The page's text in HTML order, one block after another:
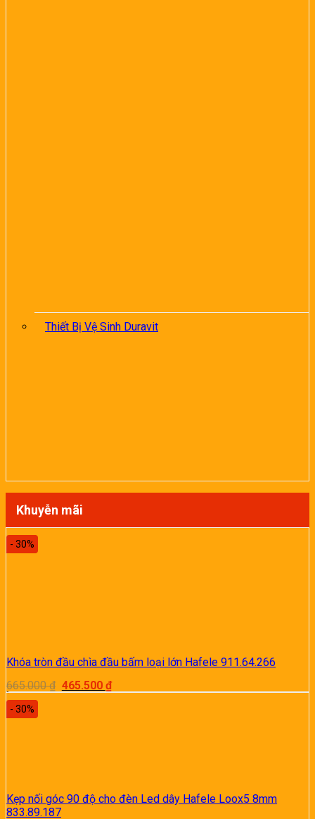
Thiết Bị Vệ Sinh Duravit
Khuyễn mãi
- 30%
Khóa tròn đầu chìa đầu bấm loại lớn Hafele 911.64.266
665.000₫ Giá
gốc
465.500 ₫Giá
hiện
- 30%
Kẹp nối góc 90 độ cho đèn Led dây Hafele Loox5 8mm
833.89.187